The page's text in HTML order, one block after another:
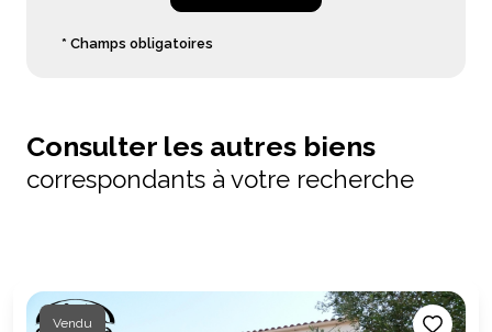
* Champs obligatoires
Consulter les autres biens
correspondants à votre recherche
Vendu